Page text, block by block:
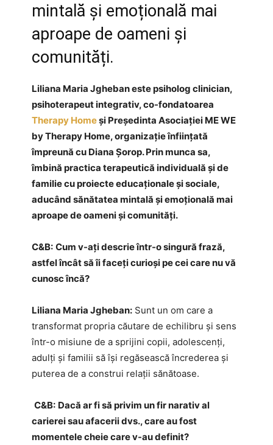
mintală și emoțională mai
aproape de oameni și
comunități.
Liliana Maria Jgheban este psiholog clinician,
psihoterapeut integrativ, co-fondatoarea
Therapy Homeşi Preşedinta Asociației ME WE
by Therapy Home, organizație înființată
împreună cu Diana Şorop. Prin munca sa,
îmbină practica terapeutică individuală și de
familie cu proiecte educaționale și sociale,
aducând sănătatea mintală şi emoțională mai
aproape de oameni și comunități.
C&B: Cum v-ați descrie într-o singură frază,
astfel încât să îi faceți curioși pe cei care nu vă
cunosc încă?
Liliana Maria Jgheban: Sunt un om care a
transformat propria căutare de echilibru și sens
într-o misiune de a sprijini copii, adolescenți,
adulți și familii să își regăsească încrederea și
puterea de a construi relații sănătoase.
C&B: Dacă ar fi să privim un fir narativ al
carierei sau afacerii dvs., care au fost
momentele cheie care v-au definit?